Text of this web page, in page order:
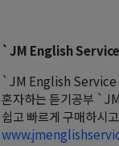
`JM English
`JM English Service`
혼자하는 듣기공부
쉽고 빠르게 구매하시